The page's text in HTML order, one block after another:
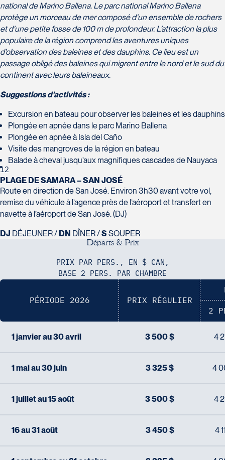
national de Marino Ballena. Le parc national Marino Ballena
protège un morceau de mer composé d’un ensemble de rochers
et d’une petite fosse de 100 m de profondeur. L’attraction la plus
populaire de la région comprend les aventures uniques
d’observation des baleines et des dauphins. Ce lieu est un
passage obligé des baleines qui migrent entre le nord et le sud du
continent avec leurs baleineaux.
Suggestions d’activités :
Excursion en bateau pour observer les baleines et les dauphins
Plongée en apnée dans le parc Marino Ballena
Plongée en apnée à Isla del Caño
Visite des mangroves de la région en bateau
Balade à cheval jusqu’aux magnifiques cascades de Nauyaca
12
PLAGE DE SAMARA – SAN JOSÉ
Route en direction de San José. Environ 3h30 avant votre vol,
remise du véhicule à l’agence près de l’aéroport et transfert en
navette à l’aéroport de San José. (DJ)
DJ DÉJEUNER / DN DÎNER /S SOUPER
Départs & Prix
PRIX PAR PERS., EN $ CAN,
BASE 2 PERS. PAR CHAMBRE
PÉRIODE 2026 PRIX RÉGULIER
2
1 janvier au 30 avril 3 500 $ 4
1 mai au 30 juin 3 325 $ 4
1 juillet au 15 août 3 500 $ 4
16 au 31 août 3 450 $ 4